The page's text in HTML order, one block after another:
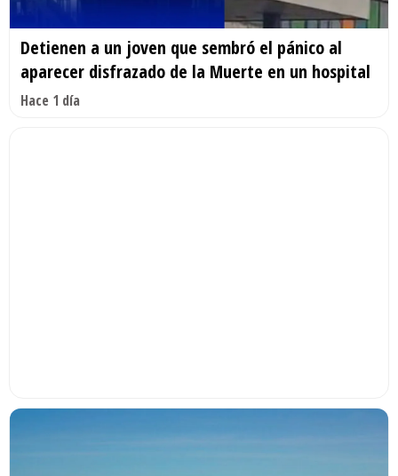
Detienen a un joven que sembró el pánico al
aparecer disfrazado de la Muerte en un hospital
Hace 1 día